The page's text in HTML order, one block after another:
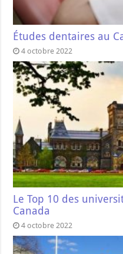
Études dentaires au
4 octobre 2022
Le Top 10 des
Canada
4 octobre 2022